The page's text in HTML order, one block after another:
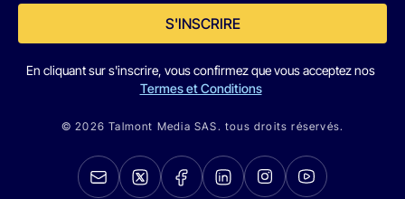
S'INSCRIRE
En cliquant sur s'inscrire, vous confirmez que vous acceptez nos
Termes et Conditions
© 2026 Talmont Media SAS. tous droits réservés.